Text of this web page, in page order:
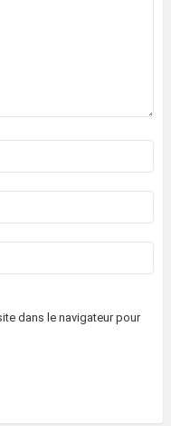
dans le navigateur pour